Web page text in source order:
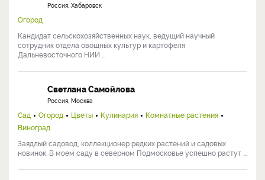
Россия, Хабаровск
Огород
Кандидат сельскохозяйственных наук, ведущий научный
сотрудник отдела овощных культур и картофеля
Дальневосточного НИИ ...
Светлана Самойлова
Россия, Москва
Сад Огород Цветы Кулинария
Комнатные растения
Виноград
Заядлый садовод, коллекционер редких растений и садовых
новинок. В моем саду в северном Подмосковье успешно растут ...